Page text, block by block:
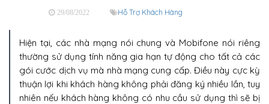
29/08/2022 Hỗ Trợ Khách Hàng
Hiện tại, các nhà mạng nói chung và Mobifone nói riêng
thường sử dụng tính năng gia hạn tự động cho tất cả các
gói cước dịch vụ mà nhà mạng cung cấp. Điều này cực kỳ
thuận lợi khi khách hàng không phải đăng ký nhiều lần, tuy
nhiên nếu khách hàng không có nhu cầu sử dụng thì sẽ bị